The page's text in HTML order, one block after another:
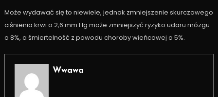
Może wydawać się to niewiele, jednak zmniejszenie skurczowego
ciśnienia krwi o 2,6 mm Hg może zmniejszyć ryzyko udaru mózgu
o 8%, a śmiertelność z powodu choroby wieńcowej o 5%.
Wwawa